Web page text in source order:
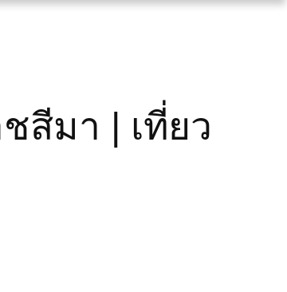
สีมา | เที่ยว